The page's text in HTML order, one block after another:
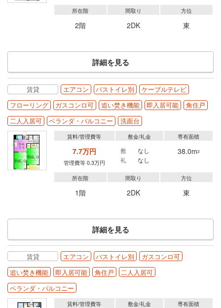
所在階
2階
間取り
2DK
方位
東
詳細を見る
賃貸 エアコン バストイレ別
ケーブルテレビ
フローリング
ガスコンロ可 追い焚き機能 即入居可能
角住戸
二人入居可
ベランダ・バルコニー 洗面台
賃料/管理費等
7.7万円
管理費等 0.3万円
敷金/礼金
敷
なし
礼
なし
専有面積
38.0m2
所在階
1階
間取り
2DK
方位
東
詳細を見る
賃貸 エアコン バストイレ別
ガスコンロ可
追い焚き機能
即入居可能 角住戸
二人入居可
ベランダ・バルコニー
賃料/管理費等 敷金/礼金 専有面積